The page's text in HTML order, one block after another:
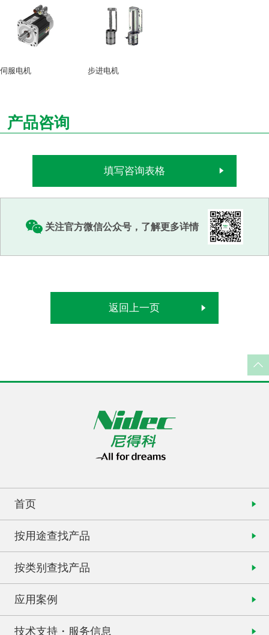
伺服电机 步进电机
产品咨询
填写咨询表格
关注官方微信公众号，了解更多详情
返回上一页
首页
按用途查找产品
按类别查找产品
应用案例
技术支持・服务信息